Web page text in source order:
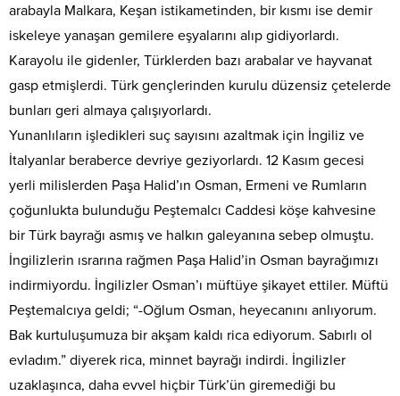
arabayla Malkara, Keşan istikametinden, bir kısmı ise demir
iskeleye yanaşan gemilere eşyalarını alıp gidiyorlardı.
Karayolu ile gidenler, Türklerden bazı arabalar ve hayvanat
gasp etmişlerdi. Türk gençlerinden kurulu düzensiz çetelerde
bunları geri almaya çalışıyorlardı.
Yunanlıların işledikleri suç sayısını azaltmak için İngiliz ve
İtalyanlar beraberce devriye geziyorlardı. 12 Kasım gecesi
yerli milislerden Paşa Halid’ın Osman, Ermeni ve Rumların
çoğunlukta bulunduğu Peştemalcı Caddesi köşe kahvesine
bir Türk bayrağı asmış ve halkın galeyanına sebep olmuştu.
İngilizlerin ısrarına rağmen Paşa Halid’in Osman bayrağımızı
indirmiyordu. İngilizler Osman’ı müftüye şikayet ettiler. Müftü
Peştemalcıya geldi; “-Oğlum Osman, heyecanını anlıyorum.
Bak kurtuluşumuza bir akşam kaldı rica ediyorum. Sabırlı ol
evladım.” diyerek rica, minnet bayrağı indirdi. İngilizler
uzaklaşınca, daha evvel hiçbir Türk’ün giremediği bu